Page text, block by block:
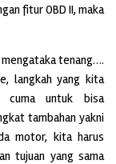
fitur OBD II, maka
mengataka tenang….
langkah yang kita
cuma untuk bisa
tambahan yakni
motor, kita harus
tujuan yang sama